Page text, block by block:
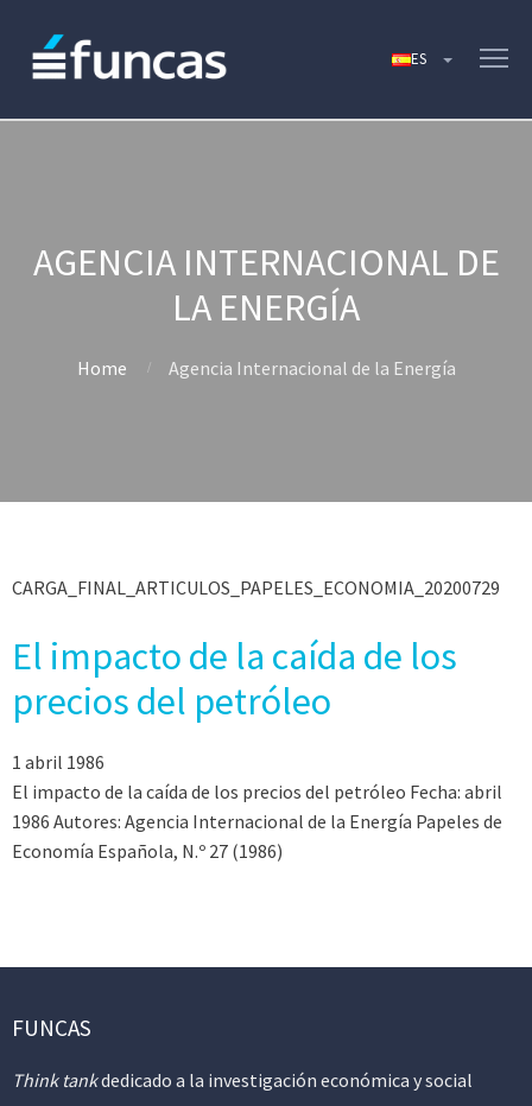
AGENCIA INTERNACIONAL DE
LA ENERGÍA
Home Agencia Internacional de la Energía
CARGA_FINAL_ARTICULOS_PAPELES_ECONOMIA_20200729
El impacto de la caída de los
precios del petróleo
1 abril 1986
El impacto de la caída de los precios del petróleo Fecha: abril
1986 Autores: Agencia Internacional de la Energía Papeles de
Economía Española, N.º 27 (1986)
FUNCAS
Think tankdedicado a la investigación económica y social